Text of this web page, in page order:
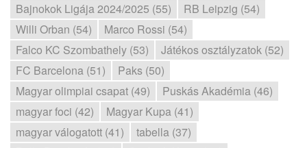
Bajnokok Ligája 2024/2025 (55)
RB Leipzig (54)
Willi Orban (54)
Marco Rossi (54)
Falco KC Szombathely (53)
Játékos osztályzatok (52)
FC Barcelona (51)
Paks (50)
Magyar olimpiai csapat (49)
Puskás Akadémia (46)
magyar foci (42)
Magyar Kupa (41)
magyar válogatott (41)
tabella (37)